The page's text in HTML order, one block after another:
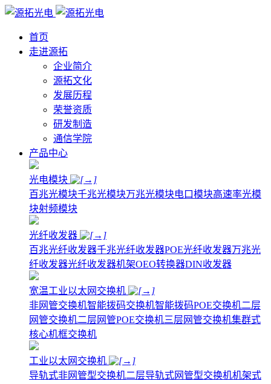
首页
走进源拓
企业简介
源拓文化
发展历程
荣誉资质
研发制造
通信学院
产品中心
光电模块
百兆光模块千兆光模块万兆光模块电口模块高速率光模
块射频模块
光纤收发器
百兆光纤收发器千兆光纤收发器POE光纤收发器万兆光
纤收发器光纤收发器机架OEO转换器DIN收发器
宽温工业以太网交换机
非网管交换机智能拨码交换机智能拨码POE交换机二层
网管交换机二层网管POE交换机三层网管交换机集群式
核心机框交换机
工业以太网交换机
导轨式非网管型交换机二层导轨式网管型交换机机架式